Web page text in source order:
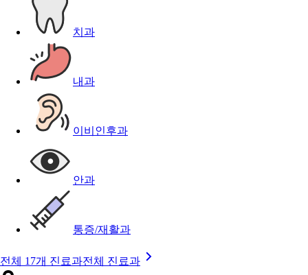
치과
내과
이비인후과
안과
통증/재활과
전체 17개 진료과전체 진료과